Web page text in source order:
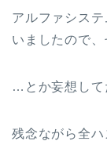
アルファシス
いましたので
…とか妄想して
残念ながら全ハ